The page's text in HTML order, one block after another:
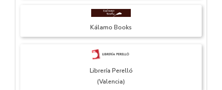
Kálamo Books
Librería Perelló
(Valencia)